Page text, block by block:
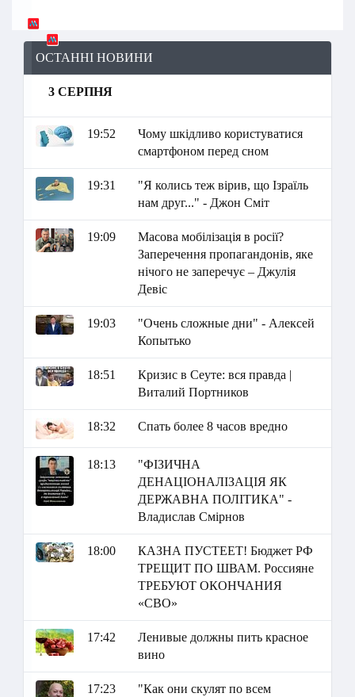
ОСТАННІ НОВИНИ
3 СЕРПНЯ
19:52
Чому шкідливо користуватися
смартфоном перед сном
19:31
"Я колись теж вірив, що Ізраїль
нам друг..." - Джон Сміт
19:09
Масова мобілізація в росії?
Заперечення пропагандонів, яке
нічого не заперечує – Джулія
Девіс
19:03
"Очень сложные дни" - Алексей
Копытько
18:51
Кризис в Сеуте: вся правда |
Виталий Портников
18:32 Спать более 8 часов вредно
18:13
"ФІЗИЧНА
ДЕНАЦІОНАЛІЗАЦІЯ ЯК
ДЕРЖАВНА ПОЛІТИКА" -
Владислав Смірнов
18:00
КАЗНА ПУСТЕЕТ! Бюджет РФ
ТРЕЩИТ ПО ШВАМ. Россияне
ТРЕБУЮТ ОКОНЧАНИЯ
«СВО»
17:42
Ленивые должны пить красное
вино
17:23
"Как они скулят по всем